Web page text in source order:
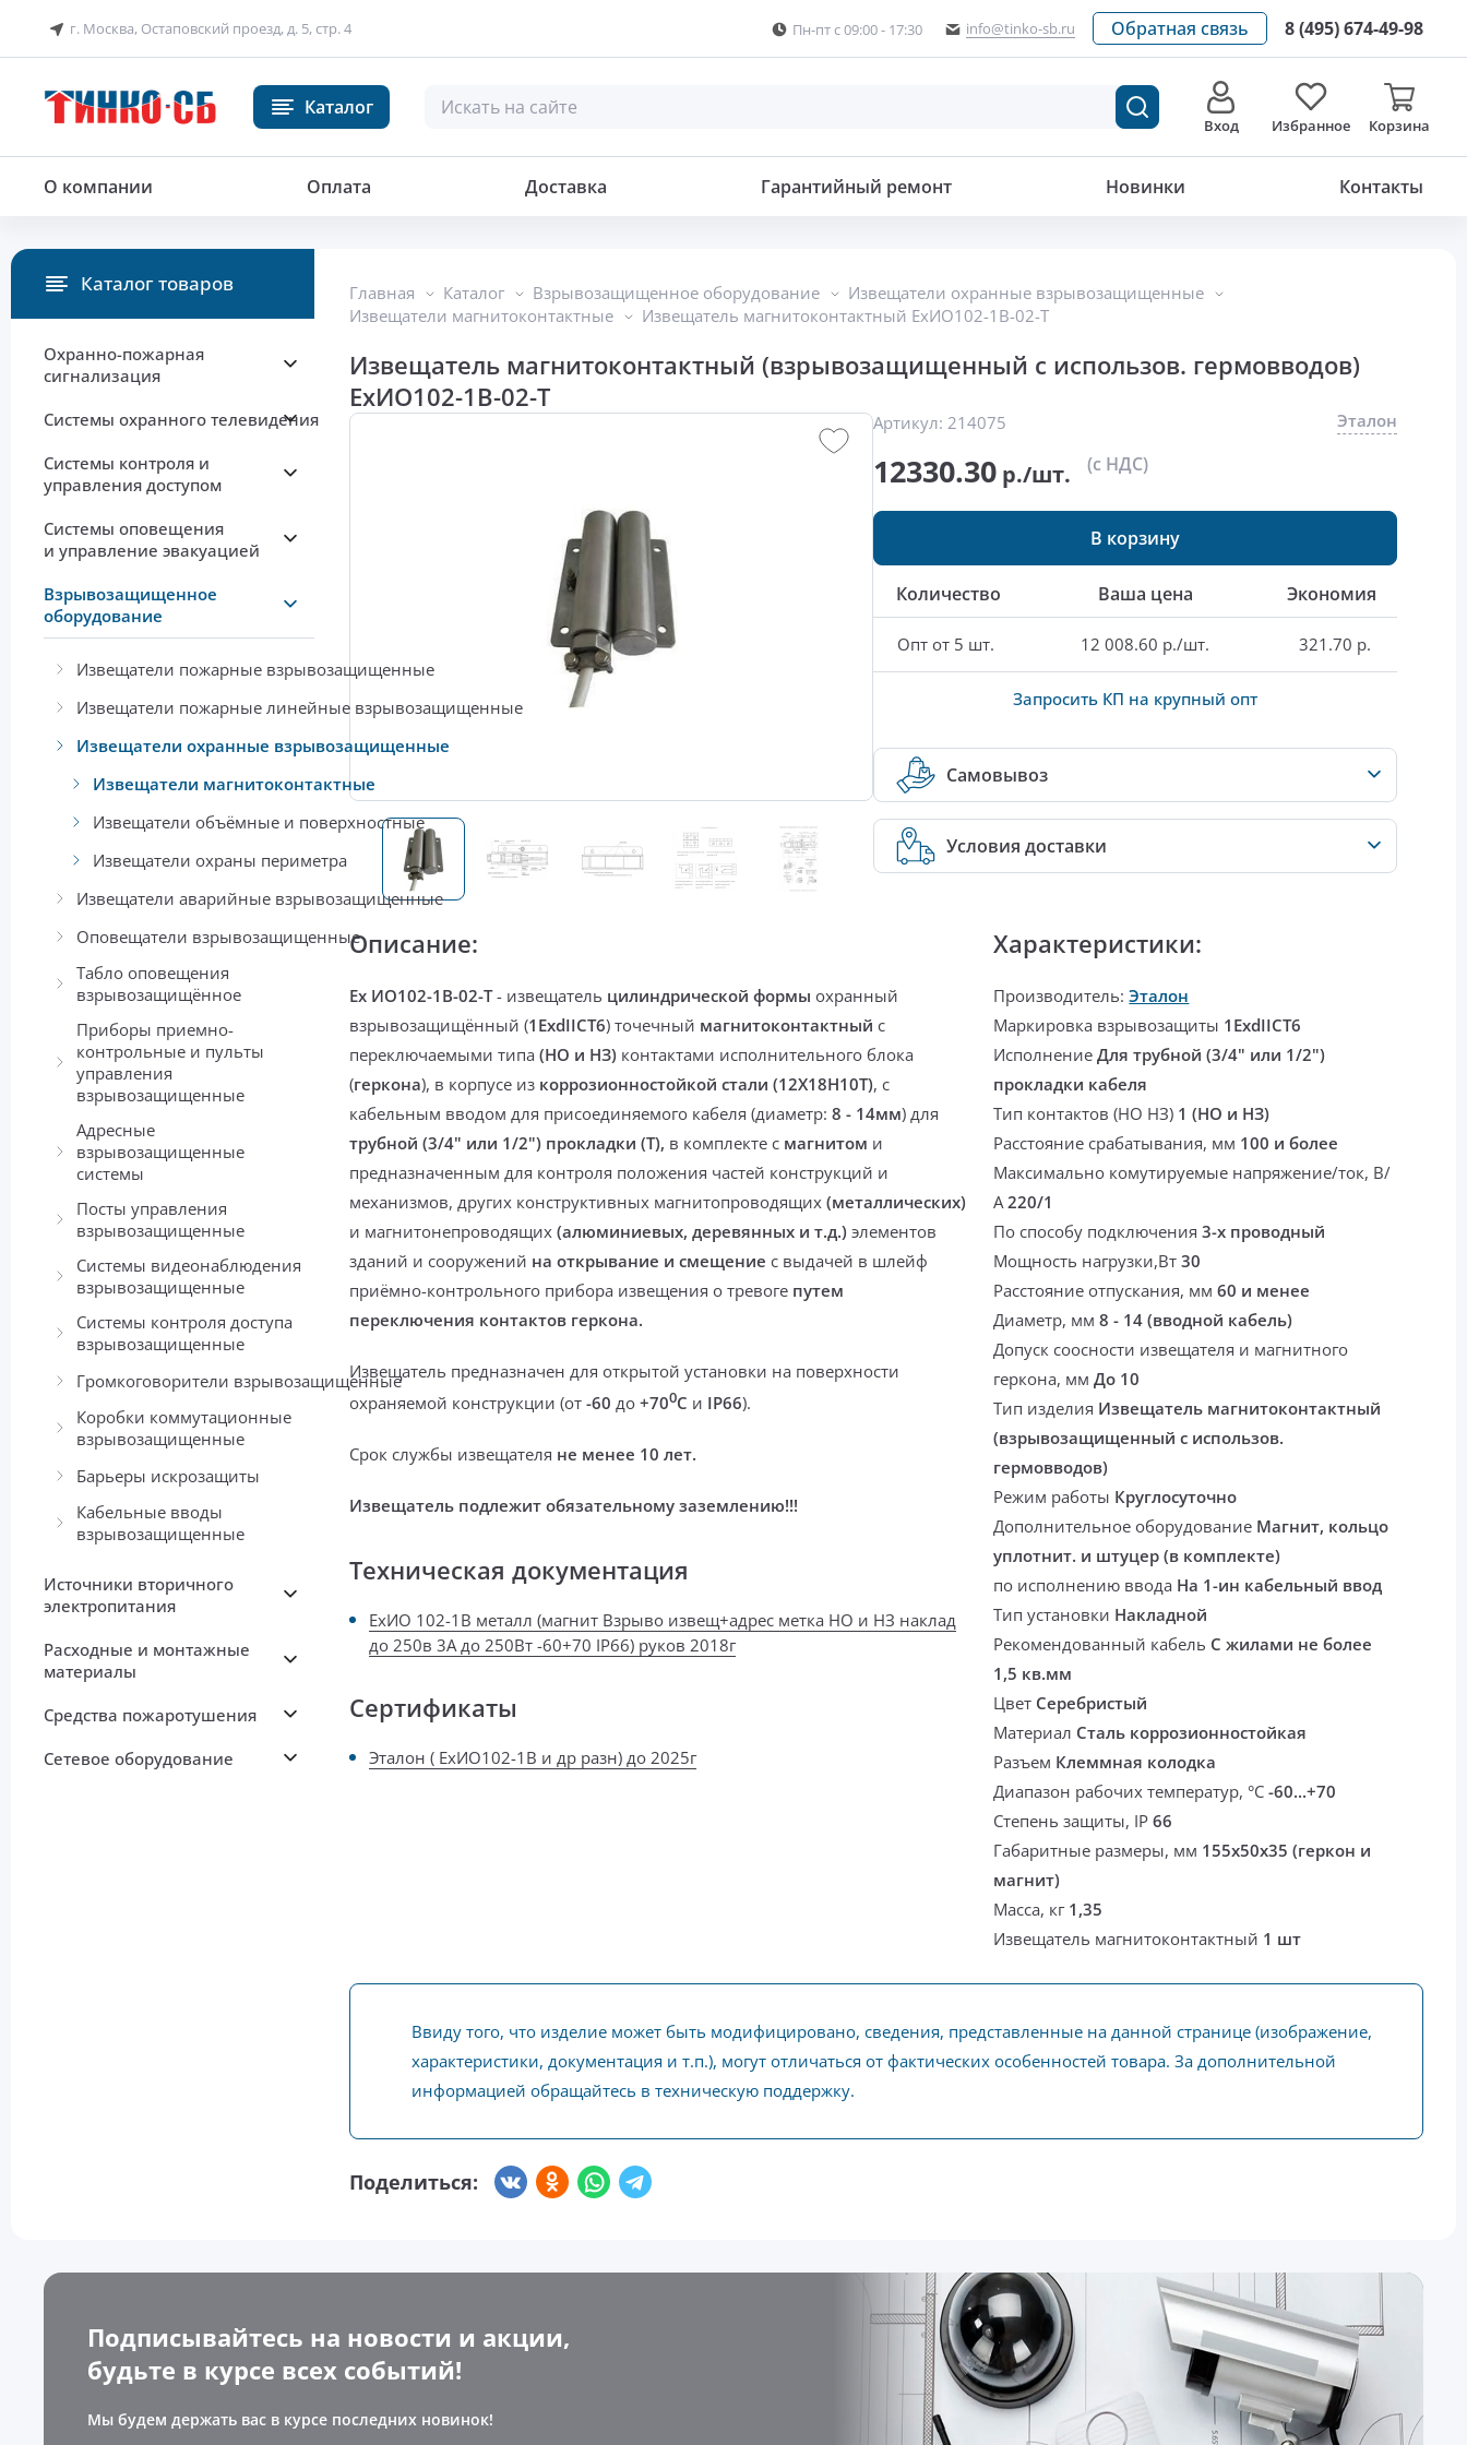
г. Москва, Остаповский проезд, д. 5, стр. 4 Пн-пт с 09:00 - 17:30 info@tinko-sb.ru Обратная связь 8 (495) 674-49-98
Каталог
Вход Избранное Корзина
О компании Оплата Доставка Гарантийный ремонт Новинки Контакты
Главная Каталог Взрывозащищенное оборудование
Извещатели охранные взрывозащищенные
Извещатели магнитоконтактные
Извещатель магнитоконтактный ЕхИО102-1В-02-Т
Извещатель магнитоконтактный (взрывозащищенный с использов. гермовводов)
ЕхИО102-1В-02-Т
Артикул: 214075 Эталон
12330.30 р./шт. (с НДС)
В корзину
Количество Ваша цена Экономия
Опт от 5 шт. 12 008.60 р./шт. 321.70 р.
Запросить КП на крупный опт
Самовывоз
Условия доставки
Характеристики:
Производитель:Эталон
Маркировка взрывозащиты 1ExdIICT6
ИсполнениеДля трубной (3/4" или 1/2")
прокладки кабеля
Тип контактов (НО НЗ) 1 (НО и НЗ)
Расстояние срабатывания, мм 100 и более
Максимально комутируемые напряжение/ток, В/
А220/1
По способу подключения3-х проводный
Мощность нагрузки,Вт30
Расстояние отпускания, мм60 и менее
Диаметр, мм8 - 14 (вводной кабель)
Допуск соосности извещателя и магнитного
геркона, ммДо 10
Тип изделия Извещатель магнитоконтактный
(взрывозащищенный с использов.
гермовводов)
Режим работы Круглосуточно
Дополнительное оборудование Магнит, кольцо
уплотнит. и штуцер (в комплекте)
по исполнению ввода На 1-ин кабельный ввод
Тип установки Накладной
Рекомендованный кабель С жилами не более
1,5 кв.мм
Цвет Серебристый
Материал Сталь коррозионностойкая
Разъем Клеммная колодка
Диапазон рабочих температур, °С-60...+70
Степень защиты, IP66
Габаритные размеры, мм 155х50х35 (геркон и
магнит)
Масса, кг 1,35
Извещатель магнитоконтактный 1 шт
Описание:
Ех ИО102-1В-02-Т- извещатель цилиндрической формы охранный
взрывозащищённый (1ExdIICT6) точечный магнитоконтактный с
переключаемыми типа (НО и НЗ) контактами исполнительного блока
(геркона), в корпусе из коррозионностойкой стали (12X18H10T), с
кабельным вводом для присоединяемого кабеля (диаметр: 8 - 14мм) для
трубной (3/4" или 1/2") прокладки (Т), в комплекте с магнитом и
предназначенным для контроля положения частей конструкций и
механизмов, других конструктивных магнитопроводящих (металлических)
и магнитонепроводящих (алюминиевых, деревянных и т.д.) элементов
зданий и сооружений на открывание и смещение с выдачей в шлейф
приёмно-контрольного прибора извещения о тревоге путем
переключения контактов геркона.
Извещатель предназначен для открытой установки на поверхности
охраняемой конструкции (от -60 до +700С и IP66).
Срок службы извещателя не менее 10 лет.
Извещатель подлежит обязательному заземлению!!!
Техническая документация
ЕхИО 102-1В металл (магнит Взрыво извещ+адрес метка НО и НЗ наклад
до 250в 3А до 250Вт -60+70 IP66) руков 2018г
Сертификаты
Эталон ( ЕхИО102-1В и др разн) до 2025г
Ввиду того, что изделие может быть модифицировано, сведения, представленные на данной странице (изображение,
характеристики, документация и т.п.), могут отличаться от фактических особенностей товара. За дополнительной
информацией обращайтесь в техническую поддержку.
Поделиться:
Каталог товаров
Охранно-пожарная
сигнализация
Системы охранного телевидения
Системы контроля и
управления доступом
Системы оповещения
и управление эвакуацией
Взрывозащищенное
оборудование
Извещатели пожарные взрывозащищенные
Извещатели пожарные линейные взрывозащищенные
Извещатели охранные взрывозащищенные
Извещатели магнитоконтактные
Извещатели объёмные и поверхностные
Извещатели охраны периметра
Извещатели аварийные взрывозащищенные
Оповещатели взрывозащищенные
Табло оповещения
взрывозащищённое
Приборы приемно-
контрольные и пульты
управления
взрывозащищенные
Адресные
взрывозащищенные
системы
Посты управления
взрывозащищенные
Системы видеонаблюдения
взрывозащищенные
Системы контроля доступа
взрывозащищенные
Громкоговорители взрывозащищенные
Коробки коммутационные
взрывозащищенные
Барьеры искрозащиты
Кабельные вводы
взрывозащищенные
Источники вторичного
электропитания
Расходные и монтажные
материалы
Средства пожаротушения
Сетевое оборудование
12 330.30р./шт.
Подписывайтесь на новости и акции,
будьте в курсе всех событий!
Мы будем держать вас в курсе последних новинок!